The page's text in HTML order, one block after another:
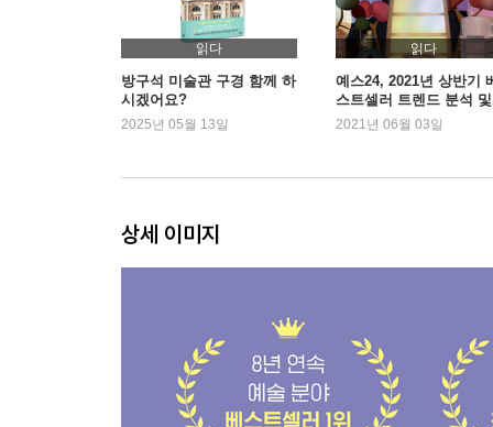
07 서민을 친근하게 그려온 국민화가 박수근
그의 도처에는 ‘스승님’이 널려 있었다?
08 독보적 여인상을 그린 화가 천경자
알고 보니 인복 대장이었다고?
사실은 당신에게 꼭 건네고픈 말이 있다고?
참고문헌
도판 목록
읽다
방구석 미술관 구경 함께 하
시겠어요?
2025년 05월 13일
읽다
예스24, 2021년 상반기
스트셀러 트렌드 분석
서 판매 동향 발표
2021년 06월 03일
상세 이미지